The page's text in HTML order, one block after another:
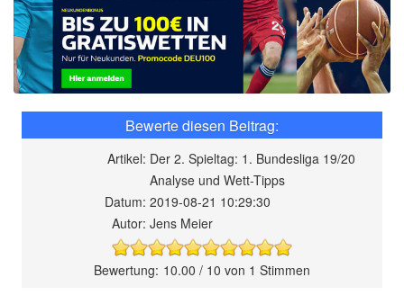
Artikel: Der 2. Spieltag: 1. Bundesliga 19/20
Analyse und Wett-Tipps
Datum: 2019-08-21 10:29:30
Autor: Jens Meier
10.00 / 10 von 1 Stimmen